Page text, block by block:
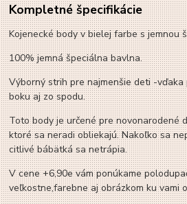
Kompletné špecifikácie
Kojenecké body v bielej farbe s jemnou
100% jemná špeciálna bavlna.
Výborný strih pre najmenšie deti -
boku aj zo spodu.
Toto body je určené pre novonarodené
ktoré sa neradi obliekajú. Nakoľko sa
citlivé bábätká sa netrápia.
V cene +6,90e vám ponúkame
veľkostne,farebne aj obrázkom ku vami